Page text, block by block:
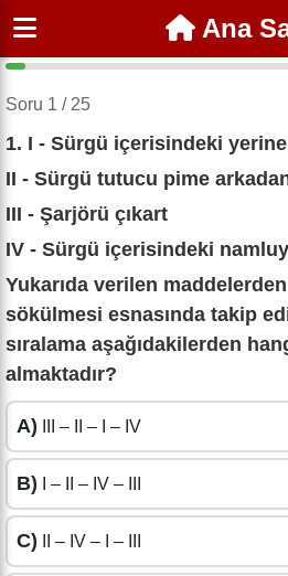
Ana
Soru 1 / 25
1. I - Sürgü içerisindeki yerine
II - Sürgü tutucu pime
III - Şarjörü çıkart
IV - Sürgü içerisindeki
Yukarıda verilen
sökülmesi esnasında takip
sıralama aşağıdakilerden
almaktadır?
A) III – II – I – IV
B) I – II – IV – III
C) II – IV – I – III